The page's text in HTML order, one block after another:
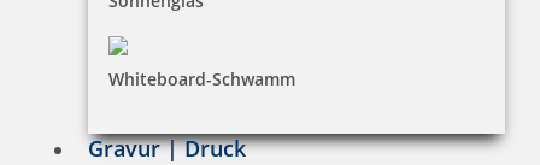
Whiteboard-Schwamm
Gravur | Druck
Impressum